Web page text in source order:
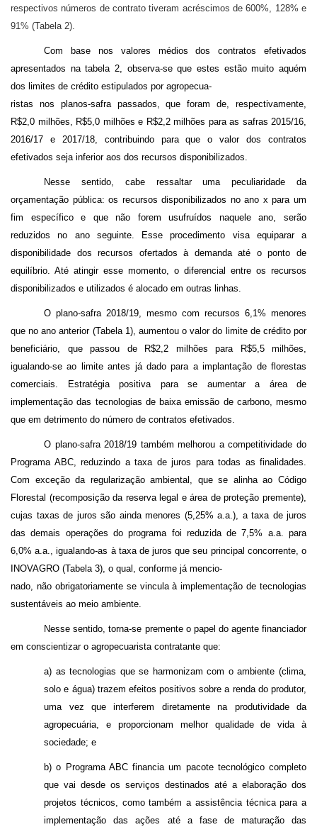
respectivos números de contrato tiveram acréscimos de 600%, 128% e
91% (Tabela 2).
Com base nos valores médios dos contratos efetivados
apresentados na tabela 2, observa-se que estes estão muito aquém
dos limites de crédito estipulados por agropecua-
ristas nos planos-safra passados, que foram de, respectivamente,
R$2,0 milhões, R$5,0 milhões e R$2,2 milhões para as safras 2015/16,
2016/17 e 2017/18, contribuindo para que o valor dos contratos
efetivados seja inferior aos dos recursos disponibilizados.
Nesse sentido, cabe ressaltar uma peculiaridade da
orçamentação pública: os recursos disponibilizados no ano x para um
fim específico e que não forem usufruídos naquele ano, serão
reduzidos no ano seguinte. Esse procedimento visa equiparar a
disponibilidade dos recursos ofertados à demanda até o ponto de
equilíbrio. Até atingir esse momento, o diferencial entre os recursos
disponibilizados e utilizados é alocado em outras linhas.
O plano-safra 2018/19, mesmo com recursos 6,1% menores
que no ano anterior (Tabela 1), aumentou o valor do limite de crédito por
beneficiário, que passou de R$2,2 milhões para R$5,5 milhões,
igualando-se ao limite antes já dado para a implantação de florestas
comerciais. Estratégia positiva para se aumentar a área de
implementação das tecnologias de baixa emissão de carbono, mesmo
que em detrimento do número de contratos efetivados.
O plano-safra 2018/19 também melhorou a competitividade do
Programa ABC, reduzindo a taxa de juros para todas as finalidades.
Com exceção da regularização ambiental, que se alinha ao Código
Florestal (recomposição da reserva legal e área de proteção premente),
cujas taxas de juros são ainda menores (5,25% a.a.), a taxa de juros
das demais operações do programa foi reduzidade 7,5% a.a. para
6,0% a.a., igualando-as à taxa de juros que seu principal concorrente, o
INOVAGRO (Tabela 3), o qual, conforme já mencio-
nado, não obrigatoriamente se vincula à implementação de tecnologias
sustentáveis ao meio ambiente.
Nesse sentido, torna-se premente o papel do agente financiador
em conscientizar o agropecuarista contratante que:
a) as tecnologias que se harmonizam com o ambiente (clima,
solo e água) trazem efeitos positivos sobre a renda do produtor,
uma vez que interferem diretamente na produtividade da
agropecuária, e proporcionam melhor qualidade de vida à
sociedade; e
b) o Programa ABC financia um pacote tecnológico completo
que vai desde os serviços destinados até a elaboração dos
projetos técnicos, como também a assistência técnica para a
implementação das ações até a fase de maturação das